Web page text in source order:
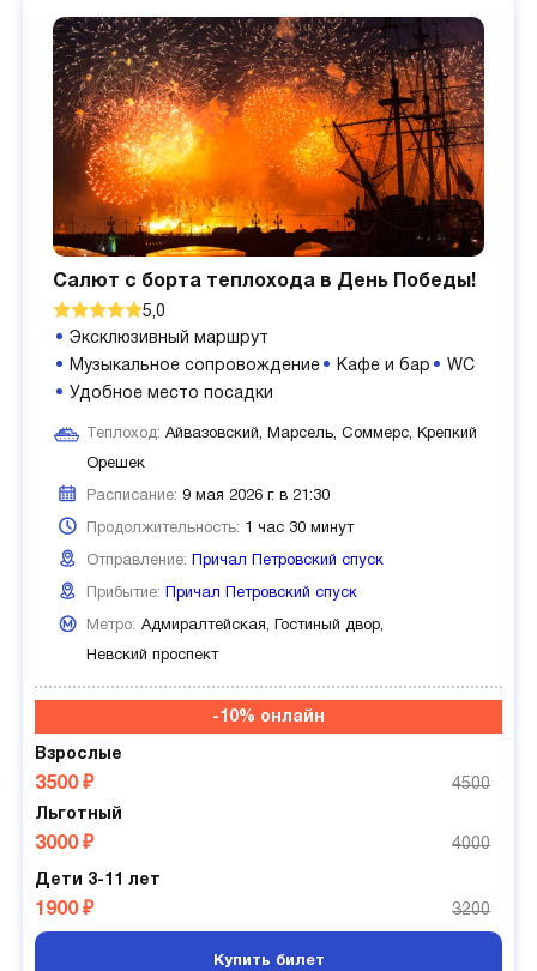
Салют с борта теплохода в День Победы!
5,0
Эксклюзивный маршрут
Музыкальное сопровождение
Кафе и бар
WC
Удобное место посадки
Теплоход: Айвазовский, Марсель, Соммерс, Крепкий
Орешек
Расписание: 9 мая 2026 г. в 21:30
Продолжительность: 1 час 30 минут
Отправление: Причал Петровский спуск
Прибытие: Причал Петровский спуск
Метро: Адмиралтейская, Гостиный двор,
Невский проспект
-10% онлайн
Взрослые
4500
3500 ₽
Льготный
4000
3000 ₽
Дети 3-11 лет
3200
1900 ₽
Купить билет